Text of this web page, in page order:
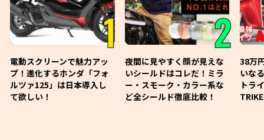
1
電動スクリーンで魅力アッ
プ！進化するホンダ「フォ
ルツァ125」は日本導入し
て欲しい！
2
夜間に見やすく顔が見えな
いシールドはコレだ！ミラ
ー・スモーク・カラー系な
ど全シールド徹底比較！
38万
いな
トラ